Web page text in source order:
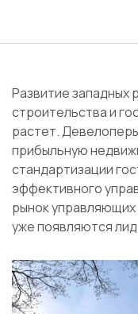
Развитие западных
строительства и
растет.
прибыльную
стандартизации
эффективного
рынок
уже появляются